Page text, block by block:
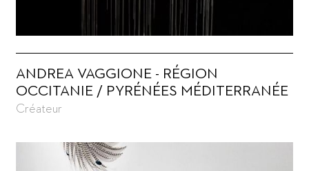
ANDREA VAGGIONE - RÉGION
OCCITANIE / PYRÉNÉES MÉDITERRANÉE
Créateur